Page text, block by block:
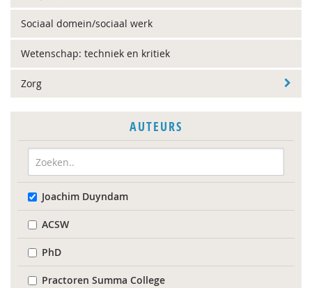
Sociaal domein/sociaal werk
Wetenschap: techniek en kritiek
Zorg
AUTEURS
Joachim Duyndam
ACSW
PhD
Practoren Summa College